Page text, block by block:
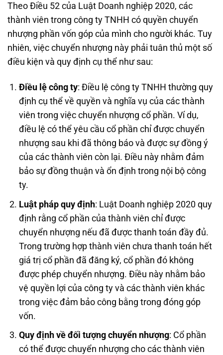
Theo Điều 52 của Luật Doanh nghiệp 2020, các
thành viên trong công ty TNHH có quyền chuyển
nhượng phần vốn góp của mình cho người khác. Tuy
nhiên, việc chuyển nhượng này phải tuân thủ một số
điều kiện và quy định cụ thể như sau:
Điều lệ công ty: Điều lệ công ty TNHH thường quy
định cụ thể về quyền và nghĩa vụ của các thành
viên trong việc chuyển nhượng cổ phần. Ví dụ,
điều lệ có thể yêu cầu cổ phần chỉ được chuyển
nhượng sau khi đã thông báo và được sự đồng ý
của các thành viên còn lại. Điều này nhằm đảm
bảo sự đồng thuận và ổn định trong nội bộ công
ty.
Luật pháp quy định: Luật Doanh nghiệp 2020 quy
định rằng cổ phần của thành viên chỉ được
chuyển nhượng nếu đã được thanh toán đầy đủ.
Trong trường hợp thành viên chưa thanh toán hết
giá trị cổ phần đã đăng ký, cổ phần đó không
được phép chuyển nhượng. Điều này nhằm bảo
vệ quyền lợi của công ty và các thành viên khác
trong việc đảm bảo công bằng trong đóng góp
vốn.
Quy định về đối tượng chuyển nhượng: Cổ phần
có thể được chuyển nhượng cho các thành viên